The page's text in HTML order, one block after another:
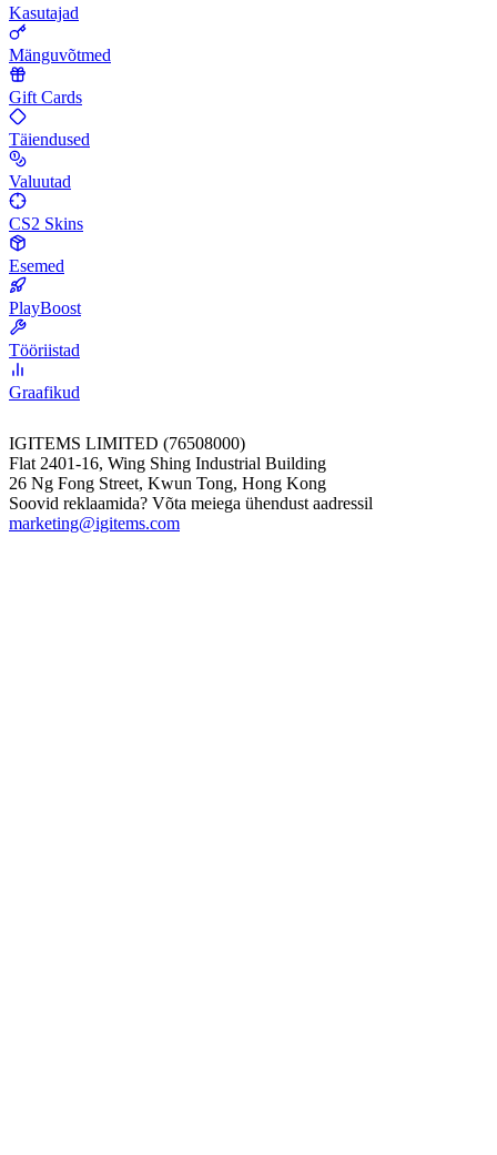
Kasutajad
Mänguvõtmed
Gift Cards
Täiendused
Valuutad
CS2 Skins
Esemed
PlayBoost
Tööriistad
Graafikud
IGITEMS LIMITED (76508000)
Flat 2401-16, Wing Shing Industrial Building
26 Ng Fong Street, Kwun Tong, Hong Kong
Soovid reklaamida? Võta meiega ühendust aadressil
marketing@igitems.com